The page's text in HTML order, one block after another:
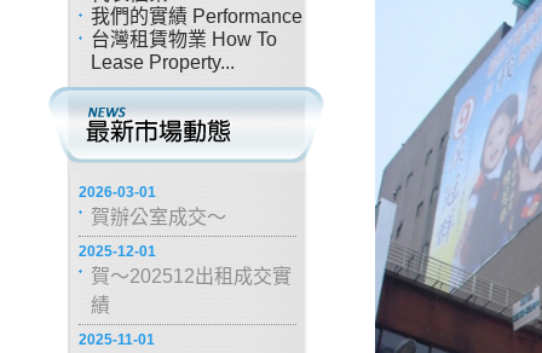
我們的實績 Performance
台灣租賃物業 How To
Lease Property...
2026-03-01
賀辦公室成交～
2025-12-01
賀～202512出租成交實
績
2025-11-01